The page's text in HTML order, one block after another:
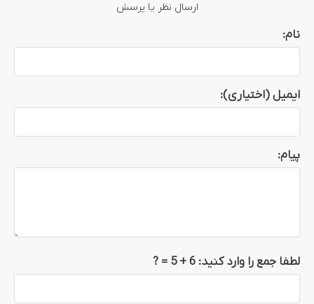
ارسال نظر یا پرسش
نام:
ایمیل (اختیاری):
پیام:
لطفا جمع را وارد کنید: 6 + 5
= ?